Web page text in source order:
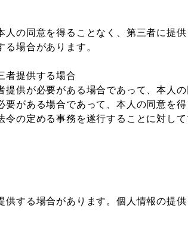
の同意を得ることなく、第三者に提供
場合があります。
者提供する場合
供が必要がある場合であって、本人
がある場合であって、本人の同意を得
の定める事務を遂行することに対し
する場合があります。個人情報の提